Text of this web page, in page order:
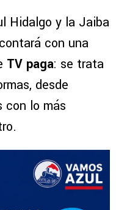
Hidalgo y la Jaiba
con una
TV paga: se trata
desde
con lo más